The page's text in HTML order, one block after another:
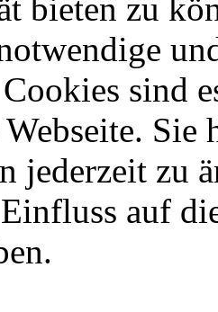
bieten zu
sind
jederzeit zu
auf